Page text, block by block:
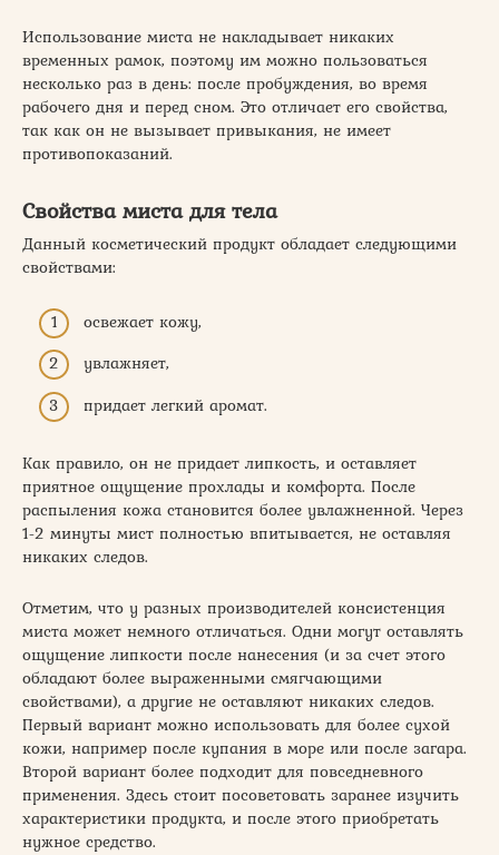
Использование миста не накладывает никаких
временных рамок, поэтому им можно пользоваться
несколько раз в день: после пробуждения, во время
рабочего дня и перед сном. Это отличает его свойства,
так как он не вызывает привыкания, не имеет
противопоказаний.
Свойства миста для тела
Данный косметический продукт обладает следующими
свойствами:
освежает кожу,
увлажняет,
придает легкий аромат.
Как правило, он не придает липкость, и оставляет
приятное ощущение прохлады и комфорта. После
распыления кожа становится более увлажненной. Через
1-2 минуты мист полностью впитывается, не оставляя
никаких следов.
Отметим, что у разных производителей консистенция
миста может немного отличаться. Одни могут оставлять
ощущение липкости после нанесения (и за счет этого
обладают более выраженными смягчающими
свойствами), а другие не оставляют никаких следов.
Первый вариант можно использовать для более сухой
кожи, например после купания в море или после загара.
Второй вариант более подходит для повседневного
применения. Здесь стоит посоветовать заранее изучить
характеристики продукта, и после этого приобретать
нужное средство.